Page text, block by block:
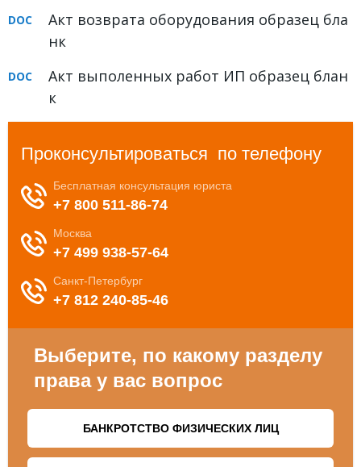
Акт возврата оборудования образец бла
нк
Акт выполенных работ ИП образец блан
к